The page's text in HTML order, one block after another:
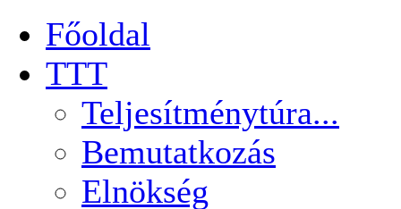
Főoldal
TTT
Teljesítménytúra...
Bemutatkozás
Elnökség